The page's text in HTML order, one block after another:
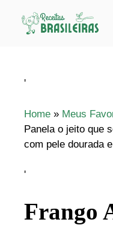
'
Home » Meus
Panela o jeito que
com pele dourada
'
Frango